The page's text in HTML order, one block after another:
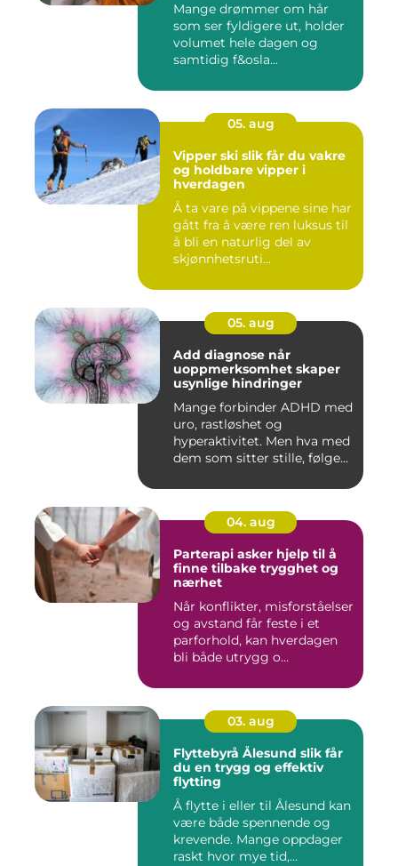
Mange drømmer om hår
som ser fyldigere ut, holder
volumet hele dagen og
samtidig f&osla...
05. aug
Vipper ski slik får du vakre
og holdbare vipper i
hverdagen
Å ta vare på vippene sine har
gått fra å være ren luksus til
å bli en naturlig del av
skjønnhetsruti...
05. aug
Add diagnose når
uoppmerksomhet skaper
usynlige hindringer
Mange forbinder ADHD med
uro, rastløshet og
hyperaktivitet. Men hva med
dem som sitter stille, følge...
04. aug
Parterapi asker hjelp til å
finne tilbake trygghet og
nærhet
Når konflikter, misforståelser
og avstand får feste i et
parforhold, kan hverdagen
bli både utrygg o...
03. aug
Flyttebyrå Ålesund slik får
du en trygg og effektiv
flytting
Å flytte i eller til Ålesund kan
være både spennende og
krevende. Mange oppdager
raskt hvor mye tid,...